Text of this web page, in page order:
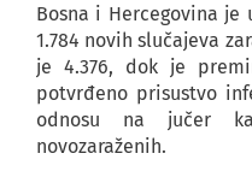
Bosna i Hercegovina
1.784 novih slučajeva
je 4.376, dok je
potvrđeno prisustvo
odnosu na jučer
novozaraženih.